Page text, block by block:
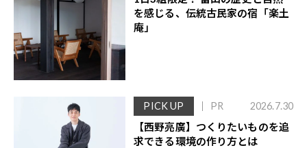
を感じる、伝統古民家の宿「楽土
庵」
PICK UP PR 2026.7.30
【西野亮廣】つくりたいものを追
求できる環境の作り方とは